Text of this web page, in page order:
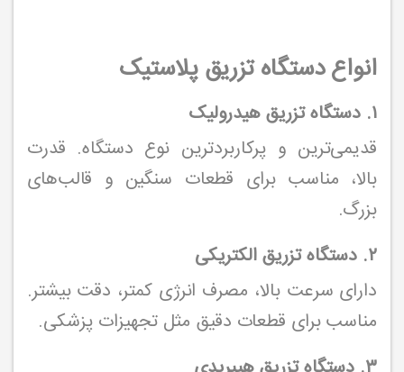
انواع دستگاه تزریق پلاستیک
۱. دستگاه تزریق هیدرولیک
قدیمی‌ترین و پرکاربردترین نوع دستگاه. قدرت
بالا، مناسب برای قطعات سنگین و قالب‌های
بزرگ.
۲. دستگاه تزریق الکتریکی
دارای سرعت بالا، مصرف انرژی کمتر، دقت بیشتر.
مناسب برای قطعات دقیق مثل تجهیزات پزشکی.